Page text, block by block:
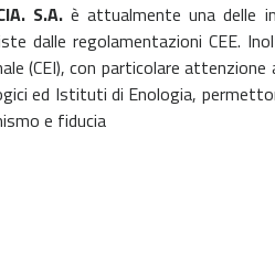
S.A.è attualmente una delle
dalle regolamentazioni CEE.
(CEI), con particolare
ed Istituti di Enologia,
e fiducia